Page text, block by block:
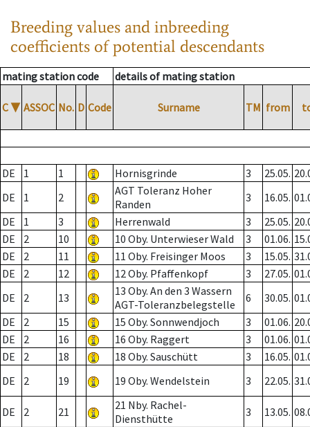
Breeding values and inbreeding
coefficients of potential descendants
mating station code details of mating station
C ▼ ASSOC No. D Code Surname TM from
DE 1 1 Hornisgrinde 3 25.05.
DE
1 2
AGT Toleranz Hoher
Randen
3 16.05.
DE
1 3 Herrenwald 3 25.05.
DE
2 10 10 Oby. Unterwieser Wald 3 01.06.
DE
2 11 11 Oby. Freisinger Moos 3 15.05.
DE
2 12 12 Oby. Pfaffenkopf 3 27.05.
DE
2 13
13 Oby. An den 3 Wassern
AGT-Toleranzbelegstelle
6 30.05.
DE
2 15 15 Oby. Sonnwendjoch 3 01.06.
DE
2 16 16 Oby. Raggert 3 01.06.
DE
2 18 18 Oby. Sauschütt 3 16.05.
DE
2 19 19 Oby. Wendelstein 3 22.05.
DE 2 21
21 Nby. Rachel-
Diensthütte
3 13.05.